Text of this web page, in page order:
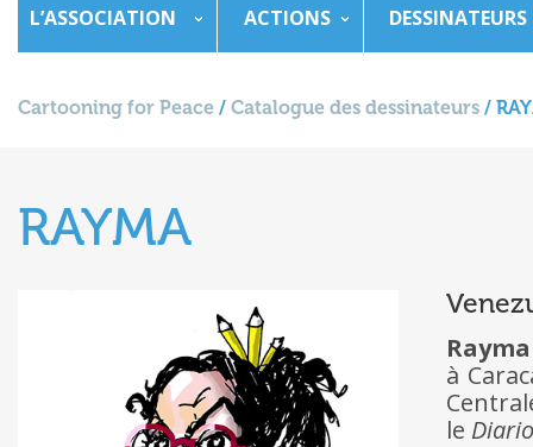
L’ASSOCIATION ACTIONS DESSINATEURS
Cartooning for Peace / Catalogue des dessinateurs /
RAYMA
à
le